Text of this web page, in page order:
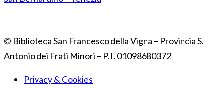
© Biblioteca San Francesco della Vigna – Provincia S.
Antonio dei Frati Minori – P. I. 01098680372
Privacy & Cookies